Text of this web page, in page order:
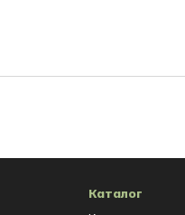
Каталог